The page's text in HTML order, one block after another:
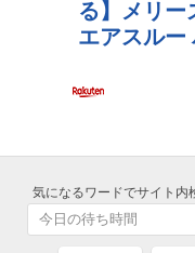
気になるワードでサイト内